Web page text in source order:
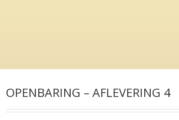
OPENBARING – AFLEVERING 4